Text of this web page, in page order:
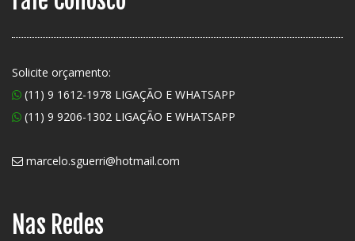
Solicite orçamento:
(11) 9 1612-1978 LIGAÇÃO E WHATSAPP
(11) 9 9206-1302 LIGAÇÃO E WHATSAPP
marcelo.sguerri@hotmail.com
Nas Redes